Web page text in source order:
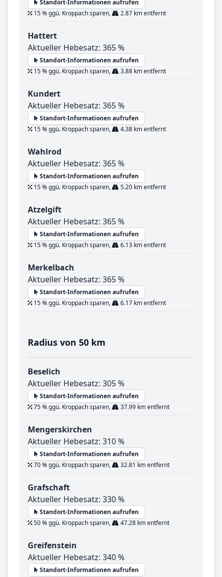
Standort-Informationen aufrufen
15 % ggü. Kroppach sparen,
2.87 km entfernt
Hattert
Aktueller Hebesatz: 365 %
Standort-Informationen aufrufen
15 % ggü. Kroppach sparen,
3.88 km entfernt
Kundert
Aktueller Hebesatz: 365 %
Standort-Informationen aufrufen
15 % ggü. Kroppach sparen,
4.38 km entfernt
Wahlrod
Aktueller Hebesatz: 365 %
Standort-Informationen aufrufen
15 % ggü. Kroppach sparen,
5.20 km entfernt
Atzelgift
Aktueller Hebesatz: 365 %
Standort-Informationen aufrufen
15 % ggü. Kroppach sparen,
6.13 km entfernt
Merkelbach
Aktueller Hebesatz: 365 %
Standort-Informationen aufrufen
15 % ggü. Kroppach sparen,
6.17 km entfernt
Radius von 50 km
Beselich
Aktueller Hebesatz: 305 %
Standort-Informationen aufrufen
75 % ggü. Kroppach sparen,
37.99 km entfernt
Mengerskirchen
Aktueller Hebesatz: 310 %
Standort-Informationen aufrufen
70 % ggü. Kroppach sparen,
32.81 km entfernt
Grafschaft
Aktueller Hebesatz: 330 %
Standort-Informationen aufrufen
50 % ggü. Kroppach sparen,
47.28 km entfernt
Greifenstein
Aktueller Hebesatz: 340 %
Standort-Informationen aufrufen